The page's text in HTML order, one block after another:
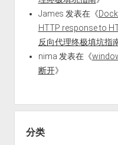
James 发表在《
HTTP response to
反向代理终极填坑指
nima 发表在《
断开》
分类